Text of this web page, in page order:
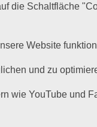
die Schaltfläche
Website
und zu
wie YouTube und